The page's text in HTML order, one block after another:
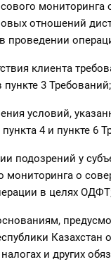
мониторинга
отношений
проведении
клиента
3 Требований;
условий,
пункта 4 и пункте 6
подозрений у
мониторинга о
в целях
Казахстан
и других